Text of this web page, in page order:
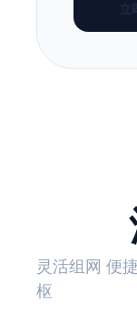
立
灵活组网 便
枢